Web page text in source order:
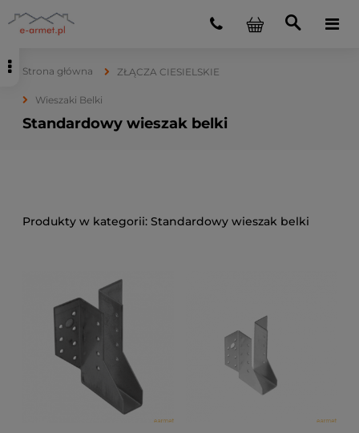
Strona główna ZŁĄCZA CIESIELSKIE
Wieszaki Belki
Standardowy wieszak belki
Standardowy wieszak belki